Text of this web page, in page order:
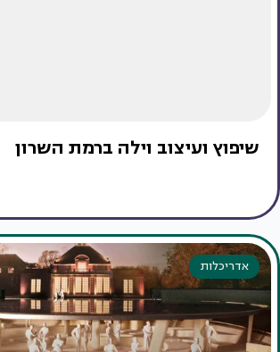
שיפוץ ועיצוב וילה ברמת השרון
אדריכלות